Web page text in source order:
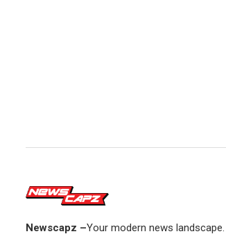
Newscapz –Your modern news landscape.